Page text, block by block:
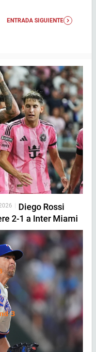
ENTRADA SIGUIENTE
Diego Rossi
2-1 a Inter Miami